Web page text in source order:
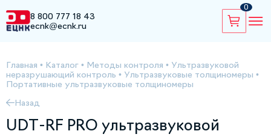
8 800 777 18 43
ecnk@ecnk.ru
0
Главная • Каталог • Методы контроля • Ультразвуковой
неразрушающий контроль • Ультразвуковые толщиномеры •
Портативные ультразвуковые толщиномеры
Назад
UDT-RF PRO ультразвуковой